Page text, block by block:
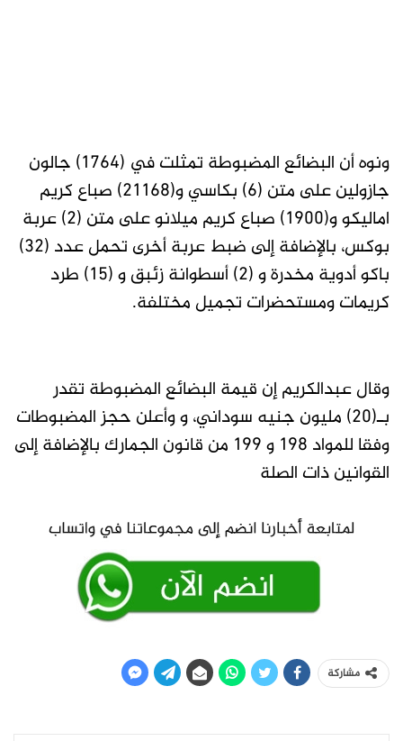
ونوه أن البضائع المضبوطة تمثلت في (١٧٦٤) جالون
جازولين على متن (٦) بكاسي و(٢١١٦٨) صباع كريم
اماليكو و(١٩٠٠) صباع كريم ميلانو على متن (٢) عربة
بوكس، بالإضافة إلى ضبط عربة أخرى تحمل عدد (٣٢)
باكو أدوية مخدرة و (٢) أسطوانة زئبق و (١٥) طرد
كريمات ومستحضرات تجميل مختلفة.
وقال عبدالكريم إن قيمة البضائع المضبوطة تقدر
بـ(٢٠) مليون جنيه سوداني، و وأعلن حجز المضبوطات
وفقا للمواد ١٩٨ و ١٩٩ من قانون الجمارك بالإضافة إلى
القوانين ذات الصلة
مشاركة